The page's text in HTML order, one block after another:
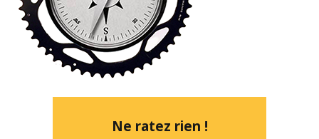
Ne ratez rien !